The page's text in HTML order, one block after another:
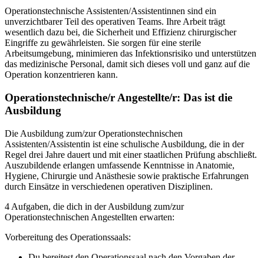
Operationstechnische Assistenten/Assistentinnen sind ein
unverzichtbarer Teil des operativen Teams. Ihre Arbeit trägt
wesentlich dazu bei, die Sicherheit und Effizienz chirurgischer
Eingriffe zu gewährleisten. Sie sorgen für eine sterile
Arbeitsumgebung, minimieren das Infektionsrisiko und unterstützen
das medizinische Personal, damit sich dieses voll und ganz auf die
Operation konzentrieren kann.
Operationstechnische/r Angestellte/r: Das ist die
Ausbildung
Die Ausbildung zum/zur Operationstechnischen
Assistenten/Assistentin ist eine schulische Ausbildung, die in der
Regel drei Jahre dauert und mit einer staatlichen Prüfung abschließt.
Auszubildende erlangen umfassende Kenntnisse in Anatomie,
Hygiene, Chirurgie und Anästhesie sowie praktische Erfahrungen
durch Einsätze in verschiedenen operativen Disziplinen.
4 Aufgaben, die dich in der Ausbildung zum/zur
Operationstechnischen Angestellten erwarten:
Vorbereitung des Operationssaals: